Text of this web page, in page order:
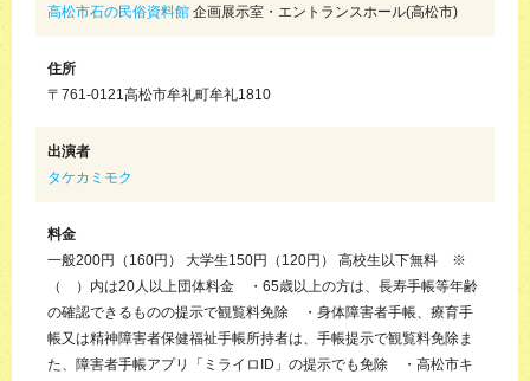
高松市石の民俗資料館 企画展示室・エントランスホール(高松市)
住所
〒761-0121高松市牟礼町牟礼1810
出演者
タケカミモク
料金
一般200円（160円） 大学生150円（120円） 高校生以下無料 ※
（ ）内は20人以上団体料金 ・65歳以上の方は、長寿手帳等年齢
の確認できるものの提示で観覧料免除 ・身体障害者手帳、療育手
帳又は精神障害者保健福祉手帳所持者は、手帳提示で観覧料免除ま
た、障害者手帳アプリ「ミライロID」の提示でも免除 ・高松市キ